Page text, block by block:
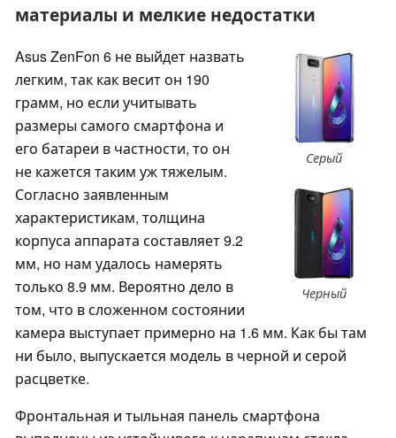
материалы и мелкие недостатки
Серый
Черный
Asus ZenFon 6 не выйдет назвать
легким, так как весит он 190
грамм, но если учитывать
размеры самого смартфона и
его батареи в частности, то он
не кажется таким уж тяжелым.
Согласно заявленным
характеристикам, толщина
корпуса аппарата составляет 9.2
мм, но нам удалось намерять
только 8.9 мм. Вероятно дело в
том, что в сложенном состоянии
камера выступает примерно на 1.6 мм. Как бы там
ни было, выпускается модель в черной и серой
расцветке.
Фронтальная и тыльная панель смартфона